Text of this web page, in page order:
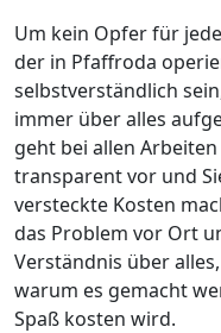
Um kein Opfer für
der in Pfaffroda
selbstverständlich
immer über alles
geht bei allen
transparent vor und
versteckte Kosten
das Problem vor Ort
Verständnis über
warum es gemacht
Spaß kosten wird.